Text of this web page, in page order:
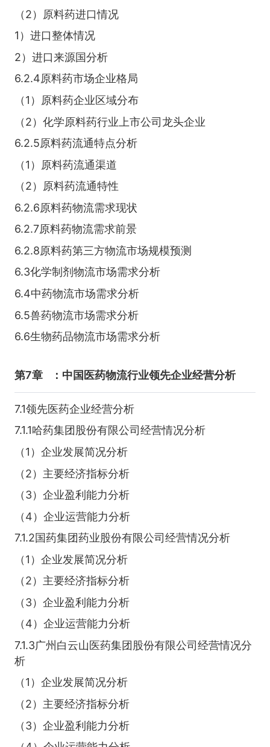
（2）原料药进口情况
1）进口整体情况
2）进口来源国分析
6.2.4原料药市场企业格局
（1）原料药企业区域分布
（2）化学原料药行业上市公司龙头企业
6.2.5原料药流通特点分析
（1）原料药流通渠道
（2）原料药流通特性
6.2.6原料药物流需求现状
6.2.7原料药物流需求前景
6.2.8原料药第三方物流市场规模预测
6.3化学制剂物流市场需求分析
6.4中药物流市场需求分析
6.5兽药物流市场需求分析
6.6生物药品物流市场需求分析
第7章 ：中国医药物流行业领先企业经营分析
7.1领先医药企业经营分析
7.1.1哈药集团股份有限公司经营情况分析
（1）企业发展简况分析
（2）主要经济指标分析
（3）企业盈利能力分析
（4）企业运营能力分析
7.1.2国药集团药业股份有限公司经营情况分析
（1）企业发展简况分析
（2）主要经济指标分析
（3）企业盈利能力分析
（4）企业运营能力分析
7.1.3广州白云山医药集团股份有限公司经营情况分
析
（1）企业发展简况分析
（2）主要经济指标分析
（3）企业盈利能力分析